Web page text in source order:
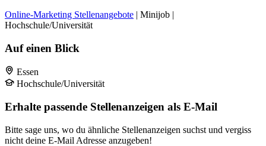
Online-Marketing Stellenangebote | Minijob |
Hochschule/Universität
Auf einen Blick
Essen
Hochschule/Universität
Erhalte passende Stellenanzeigen als E-Mail
Bitte sage uns, wo du ähnliche Stellenanzeigen suchst und vergiss
nicht deine E-Mail Adresse anzugeben!